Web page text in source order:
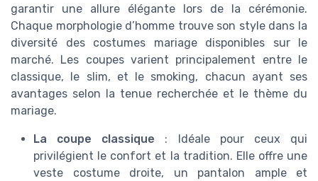
garantir une allure élégante lors de la cérémonie.
Chaque morphologie d’homme trouve son style dans la
diversité des costumes mariage disponibles sur le
marché. Les coupes varient principalement entre le
classique, le slim, et le smoking, chacun ayant ses
avantages selon la tenue recherchée et le thème du
mariage.
La coupe classique : Idéale pour ceux qui
privilégient le confort et la tradition. Elle offre une
veste costume droite, un pantalon ample et